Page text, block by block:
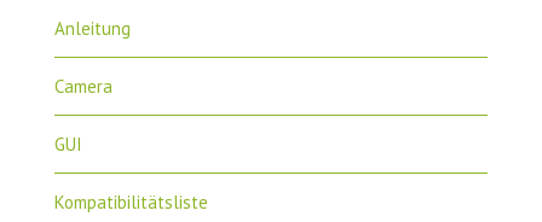
Anleitung
Camera
GUI
Kompatibilitätsliste